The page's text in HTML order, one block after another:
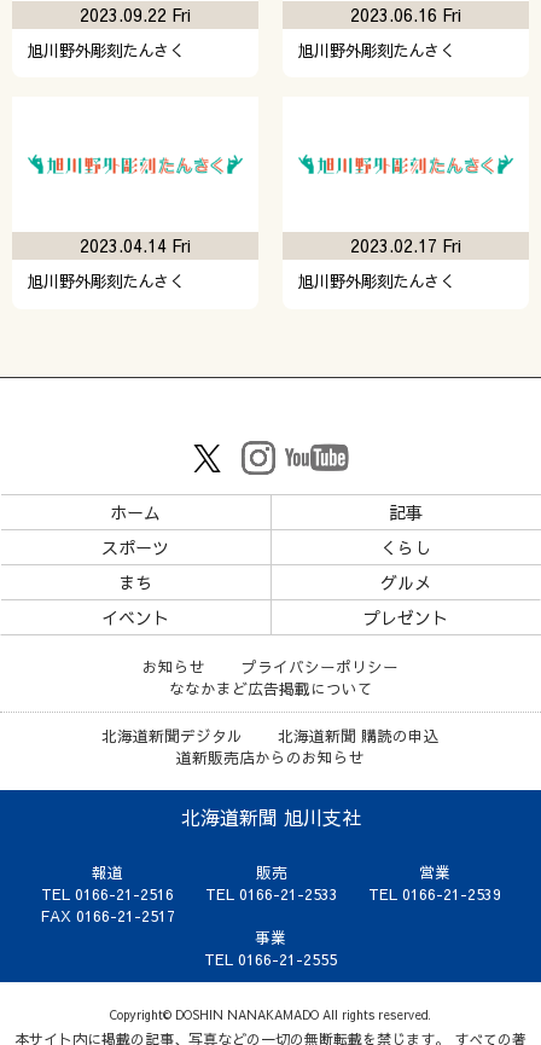
旭川野外彫刻たんさく
2023.09.22 Fri
旭川野外彫刻たんさく
2023.06.16 Fri
旭川野外彫刻たんさく
2023.04.14 Fri
旭川野外彫刻たんさく
2023.02.17 Fri
ホーム
記事
スポーツ
くらし
まち
グルメ
イベント
プレゼント
お知らせ
プライバシーポリシー
ななかまど広告掲載について
北海道新聞デジタル
北海道新聞 購読の申込
道新販売店からのお知らせ
北海道新聞 旭川支社
報道
TEL 0166-21-2516
FAX 0166-21-2517
販売
TEL 0166-21-2533
営業
TEL 0166-21-2539
事業
TEL 0166-21-2555
Copyright© DOSHIN NANAKAMADO All rights reserved.
本サイト内に掲載の記事、写真などの一切の無断転載を禁じます。 すべての著